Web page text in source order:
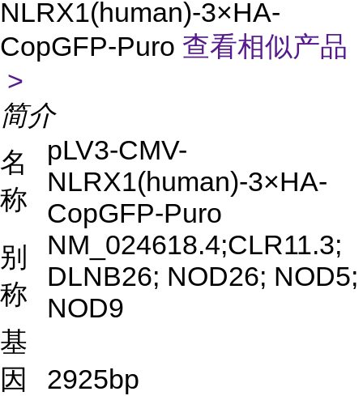
NLRX1(human)-3×HA-
CopGFP-Puro 查看相似产品
>
简介
名
称
pLV3-CMV-
NLRX1(human)-3×HA-
CopGFP-Puro
别
称
NM_024618.4;CLR11.3;
DLNB26; NOD26; NOD5;
NOD9
基
因
2925bp